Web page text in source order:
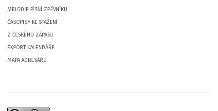
MELODIE PÍSNÍ ZPĚVNÍKU
ČASOPISY KE STAŽENÍ
Z ČESKÉHO ZÁPASU
EXPORT KALENDÁŘE
MAPA ADRESÁŘE